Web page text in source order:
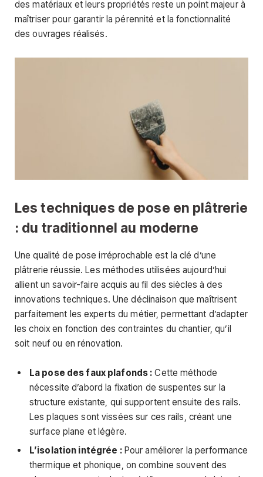
des matériaux et leurs propriétés reste un point majeur à
maîtriser pour garantir la pérennité et la fonctionnalité
des ouvrages réalisés.
Les techniques de pose en plâtrerie
: du traditionnel au moderne
Une qualité de pose irréprochable est la clé d’une
plâtrerie réussie. Les méthodes utilisées aujourd’hui
allient un savoir-faire acquis au fil des siècles à des
innovations techniques. Une déclinaison que maîtrisent
parfaitement les experts du métier, permettant d’adapter
les choix en fonction des contraintes du chantier, qu’il
soit neuf ou en rénovation.
La pose des faux plafonds : Cette méthode
nécessite d’abord la fixation de suspentes sur la
structure existante, qui supportent ensuite des rails.
Les plaques sont vissées sur ces rails, créant une
surface plane et légère.
L’isolation intégrée :Pour améliorer la performance
thermique et phonique, on combine souvent des